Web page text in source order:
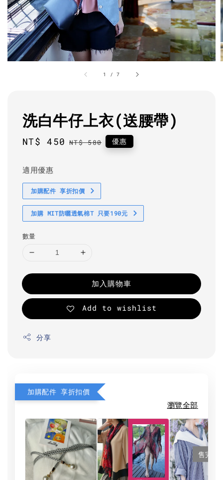
1 /7
洗白牛仔上衣(送腰帶)
Sale
NT$ 450 Regular
NT$ 580 優惠
適用優惠
加購配件 享折扣價
加購 MIT防曬透氣棉T 只要190元
數量
加入購物車
Add to wishlist
分享
加購配件 享折扣價
瀏覽全部
售完